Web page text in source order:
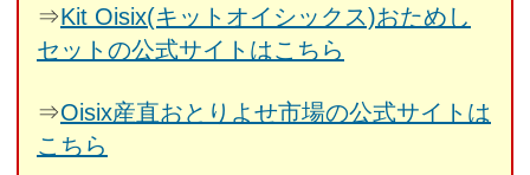
⇒Kit Oisix(キットオイシックス)おためし
セットの公式サイトはこちら
⇒Oisix産直おとりよせ市場の公式サイトは
こちら